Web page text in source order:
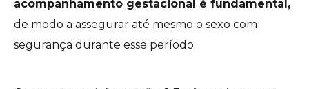
acompanhamento gestacional é fundamental,
de modo a assegurar até mesmo o sexo com
segurança durante esse período.